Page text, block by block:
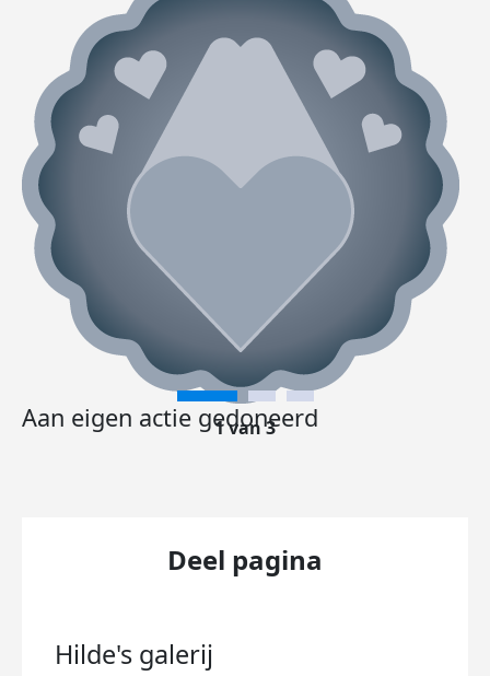
Aan eigen actie gedoneerd
1 van 3
Deel pagina
Hilde's galerij